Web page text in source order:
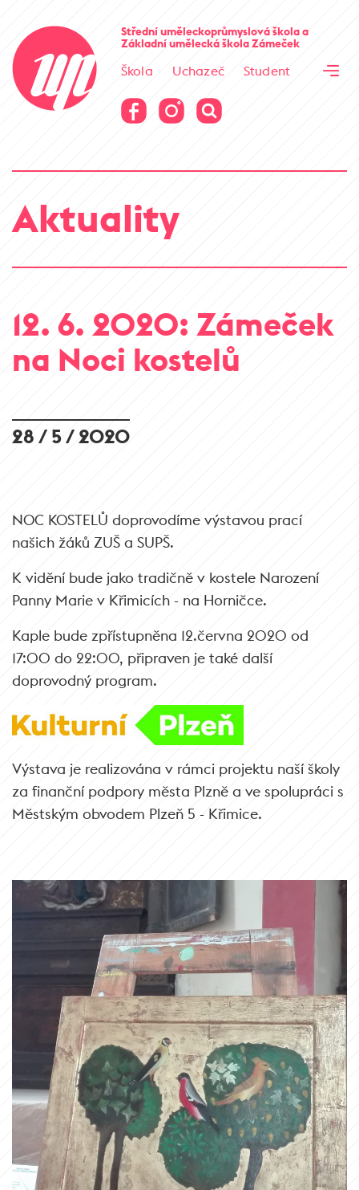
Střední uměleckoprůmyslová školaa
Základní umělecká školaZámeček
Škola Uchazeč
Student
Virtuální prohlídka
Virtuální prohlídka
Aktuality
12. 6. 2020: Zámeček
na Noci kostelů
28 / 5 / 2020
NOC KOSTELŮ doprovodíme výstavou prací
našich žáků ZUŠ a SUPŠ.
K vidění bude jako tradičně v kostele Narození
Panny Marie v Křimicích - na Horničce.
Kaple bude zpřístupněna 12.června 2020 od
17:00 do 22:00, připraven je také další
doprovodný program.
Výstava je realizována v rámci projektu naší školy
za finanční podpory města Plzně a ve spolupráci s
Městským obvodem Plzeň 5 - Křimice.